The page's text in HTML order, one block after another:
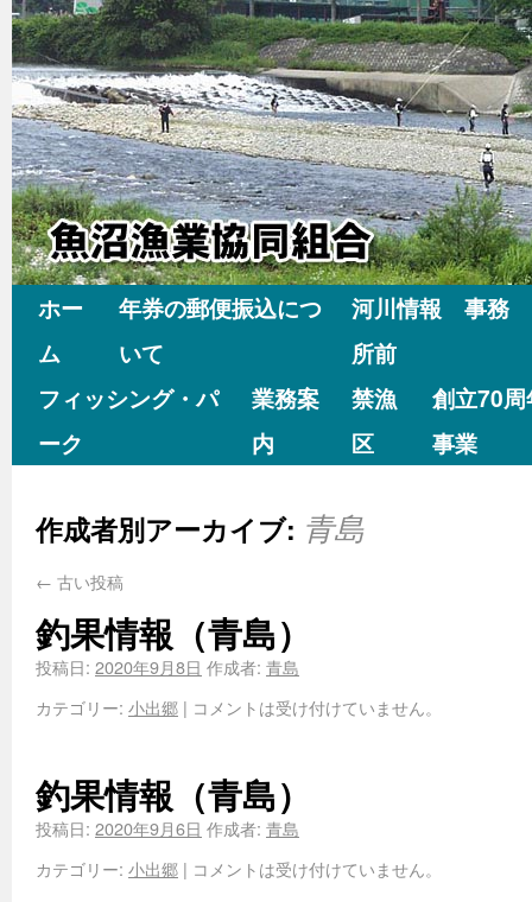
ホー
ム
年券の郵便振込につ
いて
河川情報 事務
所前
フィッシング・パ
ーク
業務案
内
禁漁
区
創立70
事業
作成者別アーカイブ: 青島
← 古い投稿
釣果情報（青島）
投稿日: 2020年9月8日 作成者: 青島
カテゴリー: 小出郷 | コメントは受け付けていません。
釣果情報（青島）
投稿日: 2020年9月6日 作成者: 青島
カテゴリー: 小出郷 | コメントは受け付けていません。